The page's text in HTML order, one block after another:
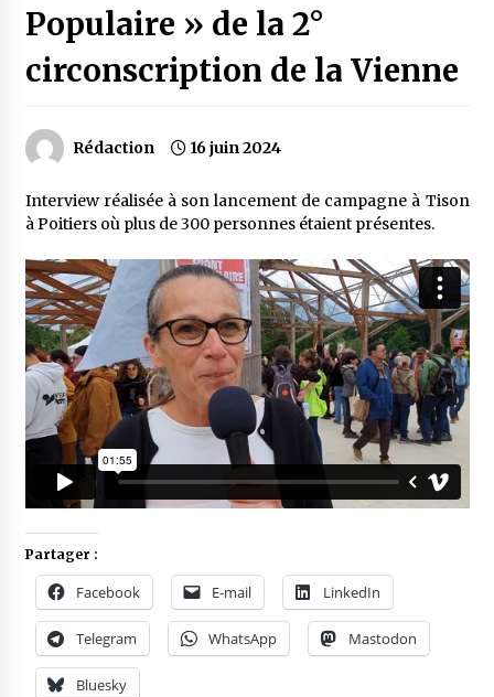
Populaire » de la 2°
circonscription de la Vienne
Rédaction 16 juin 2024
Interview réalisée à son lancement de campagne à Tison
à Poitiers où plus de 300 personnes étaient présentes.
Partager :
Facebook E-mail LinkedIn
Telegram WhatsApp Mastodon
Bluesky